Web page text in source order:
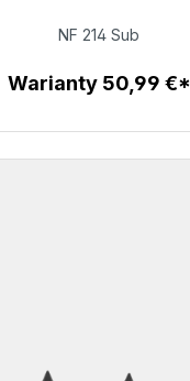
94,00 €
NF 214 Sub
Warianty 50,99 €*